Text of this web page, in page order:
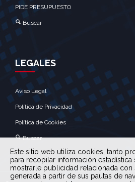
PIDE PRESUPUESTO
Buscar
LEGALES
Aviso Legal
Política de Privacidad
Política de Cookies
Buscar
Este sitio web utiliza cookies, tanto
para recopilar información
mostrarle publicidad relacionada con
generada a partir de sus pautas de